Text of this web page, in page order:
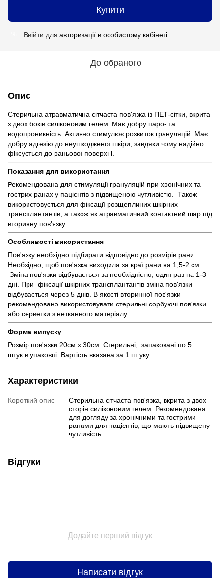
Купити
Ввійти для авторизації в особистому кабінеті
До обраного
Опис
Стерильна атравматична сітчаста пов'язка із ПЕТ-сітки, вкрита
з двох боків силіконовим гелем. Має добру паро- та
водопроникність. Активно стимулює розвиток грануляцій. Має
добру адгезію до неушкодженої шкіри, завдяки чому надійно
фіксується до раньової поверхні.
Показання для використання
Рекомендована для стимуляції грануляцій при хронічних та
гострих ранах у пацієнтів з підвищеною чутливістю. Також
використовується для фіксації розщеплиних шкірних
трансплантантів, а також як атравматичний контактний шар під
вторинну пов'язку.
Особливості використання
Пов'язку необхідно підбирати відповідно до розмірів рани.
Необхідно, щоб пов'язка виходила за краї рани на 1,5-2 см.
Зміна пов'язки відбувається за необхідністю, один раз на 1-3
дні. При фіксації шкірних трансплантантів зміна пов'язки
відбувається через 5 днів. В якості вторинної пов'язки
рекомендовано використовувати стерильні сорбуючі пов'язки
або серветки з нетканного матеріалу.
Форма випуску
Розмір пов'язки 20см х 30см. Стерильні, запаковані по 5
штук в упаковці. Вартість вказана за 1 штуку.
Характеристики
Короткий опис
Стерильна сітчаста пов'язка, вкрита з двох
сторін силіконовим гелем. Рекомендована
для догляду за хронічними та гострими
ранами для пацієнтів, що мають підвищену
чутливість.
Відгуки
Додайте перший відгук
Написати відгук